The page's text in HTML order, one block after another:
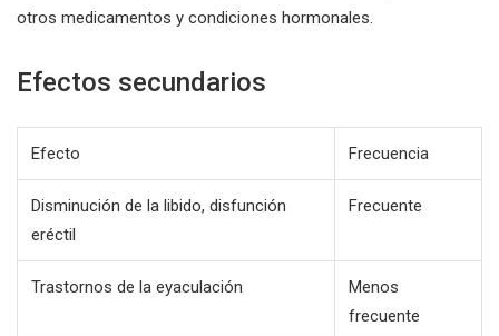
otros medicamentos y condiciones hormonales.
Efectos secundarios
Efecto Frecuencia
Disminución de la libido, disfunción
eréctil
Frecuente
Trastornos de la eyaculación
Menos
frecuente